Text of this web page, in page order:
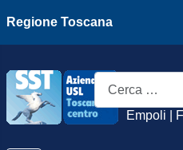
Regione Toscana
Empoli |
Cerca